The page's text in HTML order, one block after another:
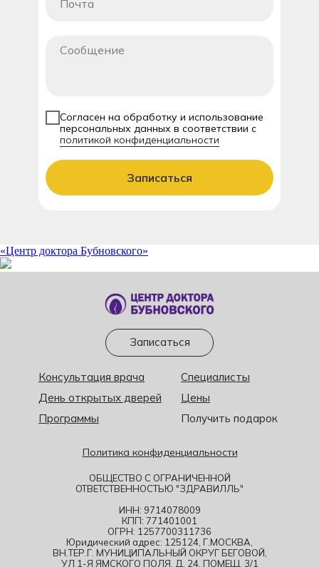
Согласен на обработку и использование
персональных данных в соответствии с
политикой конфиденциальности
Записаться
«Центр доктора Бубновского»
Записаться
ОБЩЕСТВО С ОГРАНИЧЕННОЙ
ОТВЕТСТВЕННОСТЬЮ "ЗДРАВИЛЛЬ"
ИНН: 9714078009
КПП: 771401001
ОГРН: 1257700311736
Юридический адрес: 125124, Г.МОСКВА,
ВН.ТЕР.Г. МУНИЦИПАЛЬНЫЙ ОКРУГ БЕГОВОЙ,
УЛ 1-Я ЯМСКОГО ПОЛЯ, Д. 24, ПОМЕЩ. 3/1
Политика конфиденциальности
Консультация врача
День открытых дверей
Программы
Специалисты
Цены
Получить подарок